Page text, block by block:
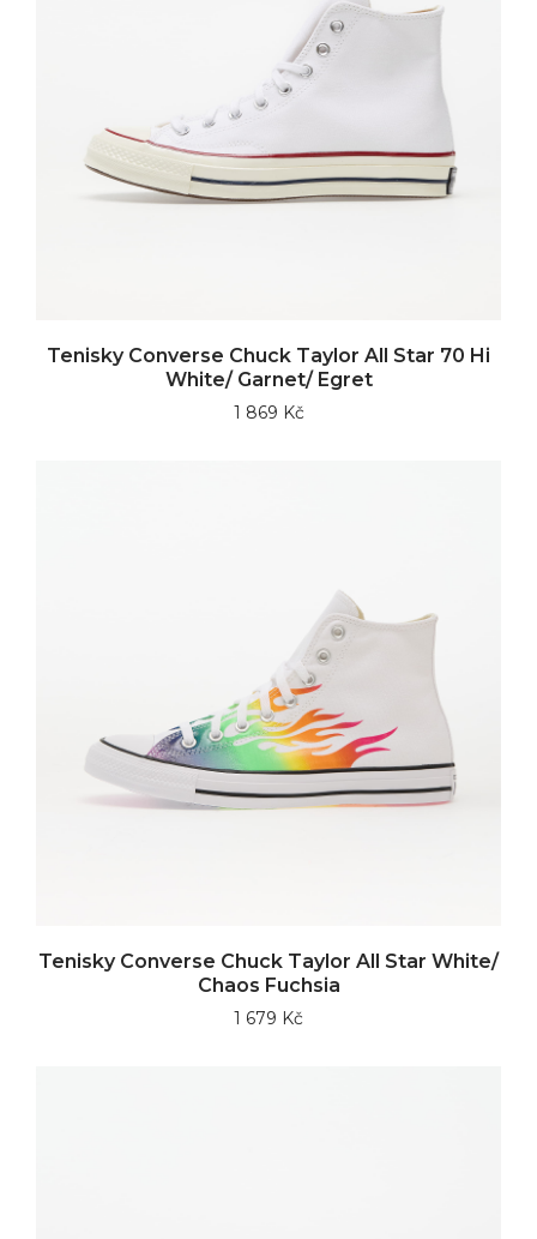
Tenisky Converse Chuck Taylor All Star 70 Hi
White/ Garnet/ Egret
1 869 Kč
Tenisky Converse Chuck Taylor All Star White/
Chaos Fuchsia
1 679 Kč